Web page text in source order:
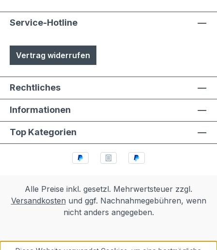
Service-Hotline
Vertrag widerrufen
Rechtliches
Informationen
Top Kategorien
Alle Preise inkl. gesetzl. Mehrwertsteuer zzgl.
Versandkosten und ggf. Nachnahmegebühren, wenn
nicht anders angegeben.